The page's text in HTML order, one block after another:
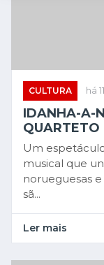
CULTURA há
IDANHA-A-
Um
musical que
norueguesas
sã...
Ler mais